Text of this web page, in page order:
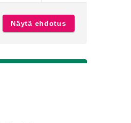
Näytä ehdotus